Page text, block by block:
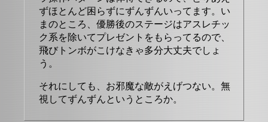
ずほとんど困らずにずんずんいってます。い
まのところ、優勝後のステージはアスレチッ
ク系を除いてプレゼントをもらってるので、
飛びトンボがこけなきゃ多分大丈夫でしょ
う。
それにしても、お邪魔な敵がえげつない。無
視してずんずんというところか。